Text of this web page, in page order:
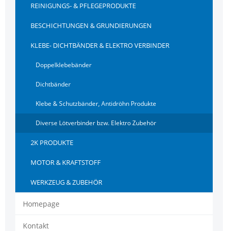
REINIGUNGS- & PFLEGEPRODUKTE
BESCHICHTUNGEN & GRUNDIERUNGEN
KLEBE- DICHTBÄNDER & ELEKTRO VERBINDER
Doppelklebebänder
Dichtbänder
Klebe & Schutzbänder, Antidröhn Produkte
Diverse Lötverbinder bzw. Elektro Zubehör
2K PRODUKTE
MOTOR & KRAFTSTOFF
WERKZEUG & ZUBEHÖR
Homepage
Kontakt